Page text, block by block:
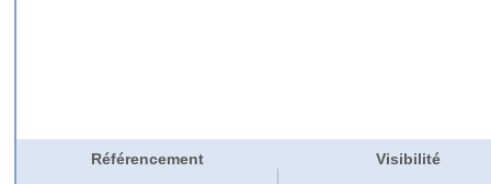
Référencement Visibilité